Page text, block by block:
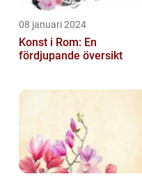
08 januari 2024
Konst i Rom: En
fördjupande översikt